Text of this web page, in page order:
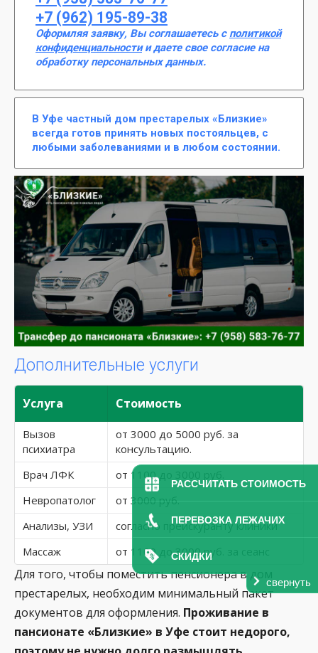
РАССЧИТАТЬ СТОИМОСТЬ
ПЕРЕВОЗКА ЛЕЖАЧИХ
СКИДКИ
свернуть
+7 (962) 195-89-38
Оформляя заявку, Вы соглашаетесь с политикой
конфиденциальностии даете свое согласие на
обработку персональных данных.
В Уфе частный дом престарелых «Близкие»
всегда готов принять новых постояльцев, с
любыми заболеваниями и в любом состоянии.
Дополнительные услуги
Услуга Стоимость
Вызов
психиатра
от 3000 до 5000 руб. за
консультацию.
Врач ЛФК
от 1100 до 3000 руб.
Невропатолог
от 3000 руб.
Анализы, УЗИ
согласно прейскуранту клиники
Массаж
от 1100 до 3000 руб. за сеанс
Для того, чтобы поместить пенсионера в дом
престарелых, необходим минимальный пакет
документов для оформления. Проживание в
пансионате «Близкие» в Уфе стоит недорого,